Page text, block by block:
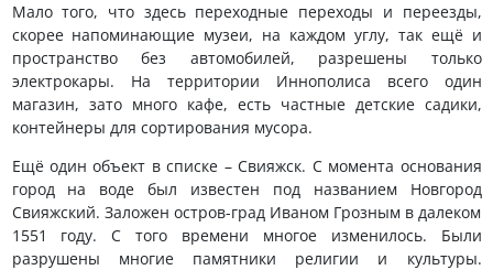
Мало того, что здесь переходные переходы и переезды,
скорее напоминающие музеи, на каждом углу, так ещё и
пространство без автомобилей, разрешены только
электрокары. На территории Иннополиса всего один
магазин, зато много кафе, есть частные детские садики,
контейнеры для сортирования мусора.
Ещё один объект в списке – Свияжск. С момента основания
город на воде был известен под названием Новгород
Свияжский. Заложен остров-град Иваном Грозным в далеком
1551 году. С того времени многое изменилось. Были
разрушены многие памятники религии и культуры.